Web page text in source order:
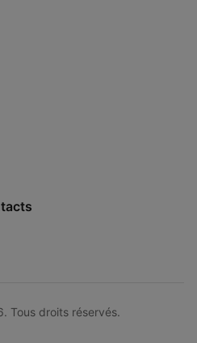
Tous droits réservés.